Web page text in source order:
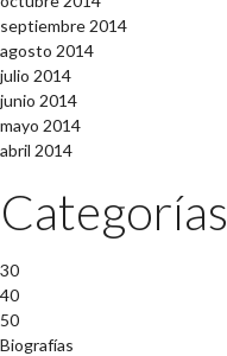
septiembre 2014
agosto 2014
julio 2014
junio 2014
mayo 2014
abril 2014
Categorías
30
40
50
Biografías